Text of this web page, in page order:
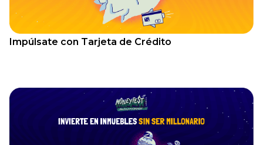
Impúlsate con Tarjeta de Crédito